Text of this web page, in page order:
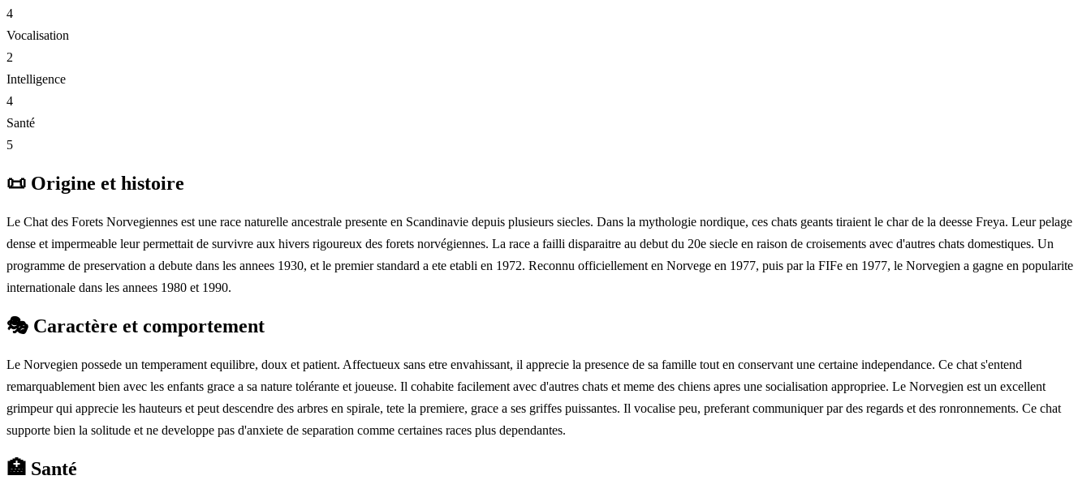
4
Vocalisation
2
Intelligence
4
Santé
5
📜 Origine et histoire
Le Chat des Forets Norvegiennes est une race naturelle ancestrale presente en Scandinavie depuis plusieurs siecles. Dans la mythologie nordique, ces chats geants tiraient le char de la deesse Freya. Leur pelage
dense et impermeable leur permettait de survivre aux hivers rigoureux des forets norvégiennes. La race a failli disparaitre au debut du 20e siecle en raison de croisements avec d'autres chats domestiques. Un
programme de preservation a debute dans les annees 1930, et le premier standard a ete etabli en 1972. Reconnu officiellement en Norvege en 1977, puis par la FIFe en 1977, le Norvegien a gagne en popularite
internationale dans les annees 1980 et 1990.
🎭 Caractère et comportement
Le Norvegien possede un temperament equilibre, doux et patient. Affectueux sans etre envahissant, il apprecie la presence de sa famille tout en conservant une certaine independance. Ce chat s'entend
remarquablement bien avec les enfants grace a sa nature tolérante et joueuse. Il cohabite facilement avec d'autres chats et meme des chiens apres une socialisation appropriee. Le Norvegien est un excellent
grimpeur qui apprecie les hauteurs et peut descendre des arbres en spirale, tete la premiere, grace a ses griffes puissantes. Il vocalise peu, preferant communiquer par des regards et des ronronnements. Ce chat
supporte bien la solitude et ne developpe pas d'anxiete de separation comme certaines races plus dependantes.
🏥 Santé